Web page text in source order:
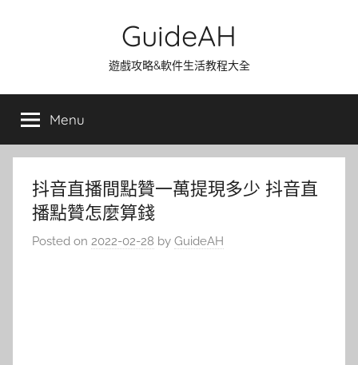
GuideAH
遊戲攻略&軟件生活教程大全
Menu
抖音直播間點贊一萬提現多少 抖音直
播點贊怎麼算錢
Posted on 2022-02-28 by GuideAH